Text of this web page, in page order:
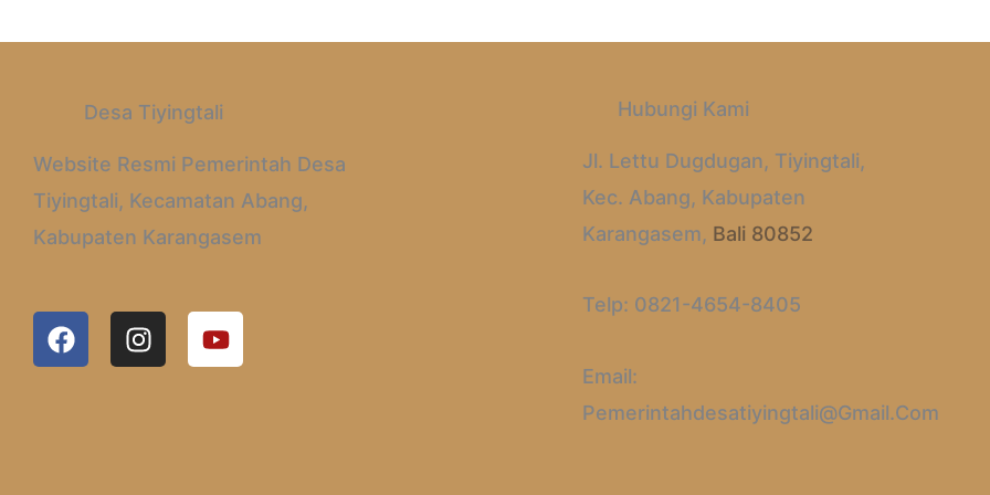
Desa Tiyingtali
Website Resmi Pemerintah Desa
Tiyingtali, Kecamatan Abang,
Kabupaten Karangasem
F
A
I
N
Y
O
Hubungi Kami
Jl. Lettu Dugdugan, Tiyingtali,
Kec. Abang, Kabupaten
Karangasem, Bali 80852
Telp: 0821-4654-8405
Email:
Pemerintahdesatiyingtali@gmail.com